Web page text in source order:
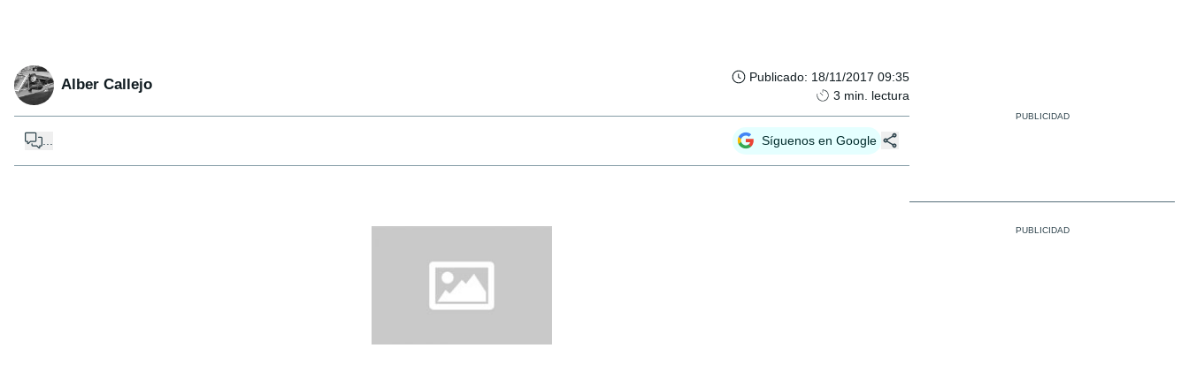
Alber Callejo Publicado: 18/11/2017 09:35
3 min. lectura
Síguenos en Google